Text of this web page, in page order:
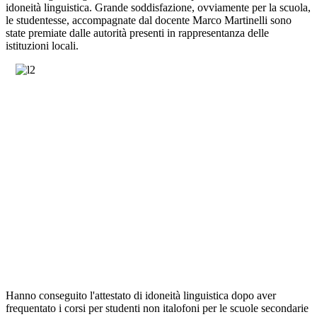
idoneità linguistica. Grande soddisfazione, ovviamente per la scuola,
le studentesse, accompagnate dal docente Marco Martinelli sono
state premiate dalle autorità presenti in rappresentanza delle
istituzioni locali.
Hanno conseguito l'attestato di idoneità linguistica dopo aver
frequentato i corsi per studenti non italofoni per le scuole secondarie